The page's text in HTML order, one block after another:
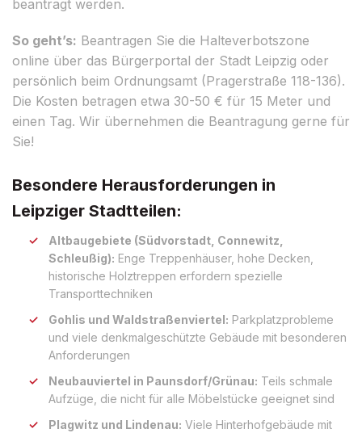
beantragt werden.
So geht’s: Beantragen Sie die Halteverbotszone
online über das Bürgerportal der Stadt Leipzig oder
persönlich beim Ordnungsamt (Pragerstraße 118-136).
Die Kosten betragen etwa 30-50 € für 15 Meter und
einen Tag. Wir übernehmen die Beantragung gerne für
Sie!
Besondere Herausforderungen in
Leipziger Stadtteilen:
Altbaugebiete (Südvorstadt, Connewitz,
Schleußig): Enge Treppenhäuser, hohe Decken,
historische Holztreppen erfordern spezielle
Transporttechniken
Gohlis und Waldstraßenviertel: Parkplatzprobleme
und viele denkmalgeschützte Gebäude mit besonderen
Anforderungen
Neubauviertel in Paunsdorf/Grünau: Teils schmale
Aufzüge, die nicht für alle Möbelstücke geeignet sind
Plagwitz und Lindenau: Viele Hinterhofgebäude mit